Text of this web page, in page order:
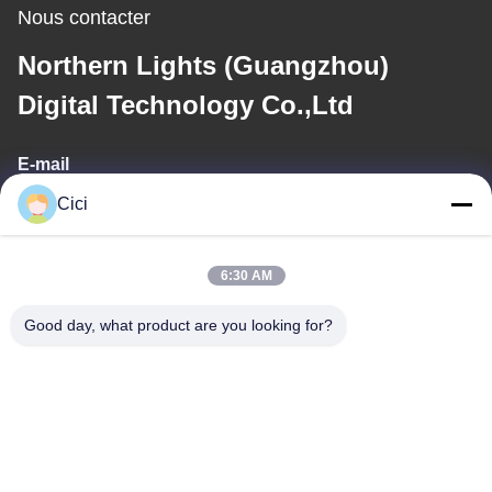
Nous contacter
Northern Lights (Guangzhou)
Digital Technology Co.,Ltd
E-mail
sales03@bjgprojection.com
Adresse
Cici
6:30 AM
Good day, what product are you looking for?